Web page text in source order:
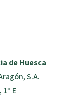
de Huesca
S.A.
E